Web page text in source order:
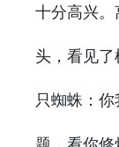
十分高兴
头，看见
只蜘蛛：